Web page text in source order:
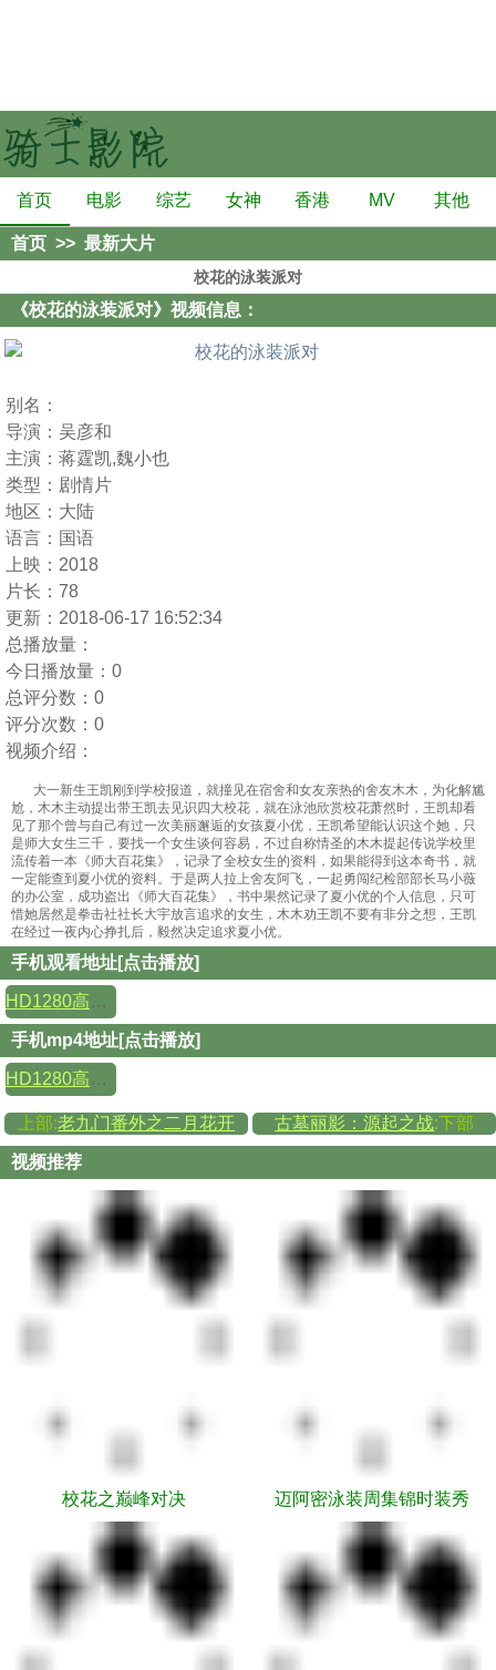
首页 电影 综艺 女神 香港 MV 其他
首页 >> 最新大片
校花的泳装派对
《校花的泳装派对》视频信息：
别名：
导演： 吴彦和
主演： 蒋霆凯,魏小也
类型： 剧情片
地区： 大陆
语言： 国语
上映： 2018
片长： 78
更新： 2018-06-17 16:52:34
总播放量：
今日播放量： 0
总评分数： 0
评分次数： 0
视频介绍：
大一新生王凯刚到学校报道，就撞见在宿舍和女友亲热的舍友木木，为化解尴
尬，木木主动提出带王凯去见识四大校花，就在泳池欣赏校花萧然时，王凯却看
见了那个曾与自己有过一次美丽邂逅的女孩夏小优，王凯希望能认识这个她，只
是师大女生三千，要找一个女生谈何容易，不过自称情圣的木木提起传说学校里
流传着一本《师大百花集》，记录了全校女生的资料，如果能得到这本奇书，就
一定能查到夏小优的资料。于是两人拉上舍友阿飞，一起勇闯纪检部部长马小薇
的办公室，成功盗出《师大百花集》，书中果然记录了夏小优的个人信息，只可
惜她居然是拳击社社长大宇放言追求的女生，木木劝王凯不要有非分之想，王凯
在经过一夜内心挣扎后，毅然决定追求夏小优。
手机观看地址[点击播放]
HD1280高清国语中字版
手机mp4地址[点击播放]
HD1280高清国语中字版
上部:老九门番外之二月花开 古墓丽影：源起之战:下部
视频推荐
校花之巅峰对决 迈阿密泳装周集锦时装秀